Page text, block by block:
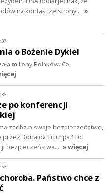
na kontakt ze strony… »
o Bożenie Dykiel
miliony Polaków. Co
po konferencji
zadba o swoje bezpieczeństwo,
Donalda Trumpa? To
bezpieczeństwa… » więcej
Państwo chce z